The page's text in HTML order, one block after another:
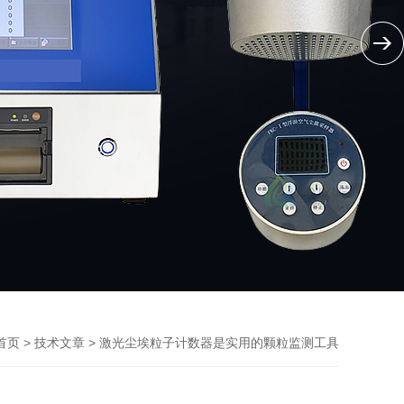
页 > 技术文章 > 激光尘埃粒子计数器是实用的颗粒监测工具